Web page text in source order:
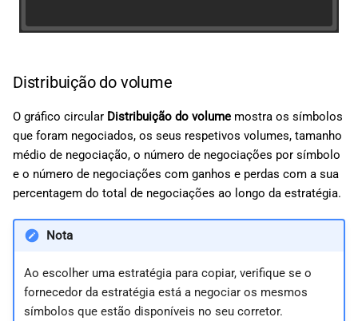
Distribuição do volume
O gráfico circular Distribuição do volume mostra os símbolos
que foram negociados, os seus respetivos volumes, tamanho
médio de negociação, o número de negociações por símbolo
e o número de negociações com ganhos e perdas com a sua
percentagem do total de negociações ao longo da estratégia.
Nota
Ao escolher uma estratégia para copiar, verifique se o
fornecedor da estratégia está a negociar os mesmos
símbolos que estão disponíveis no seu corretor.